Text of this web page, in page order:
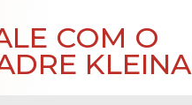
COM O
KLEINA